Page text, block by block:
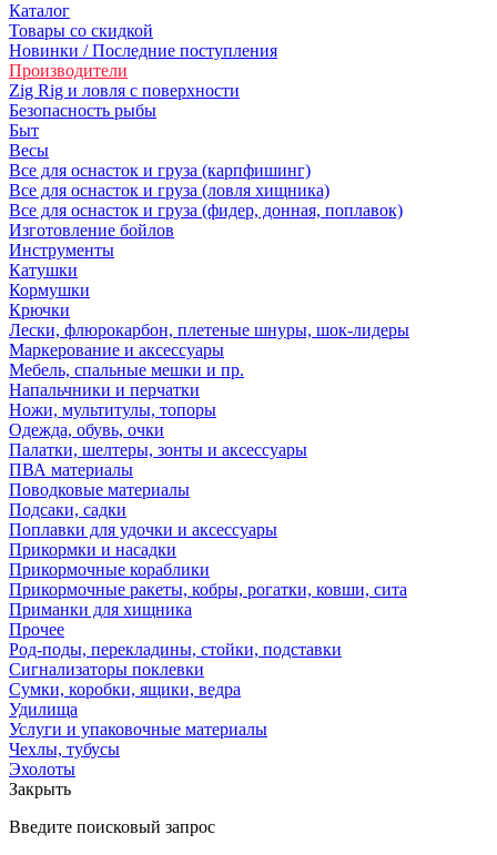
Каталог
Товары со скидкой
Новинки / Последние поступления
Производители
Zig Rig и ловля с поверхности
Безопасность рыбы
Быт
Весы
Все для оснасток и груза (карпфишинг)
Все для оснасток и груза (ловля хищника)
Все для оснасток и груза (фидер, донная, поплавок)
Изготовление бойлов
Инструменты
Катушки
Кормушки
Крючки
Лески, флюрокарбон, плетеные шнуры, шок-лидеры
Маркерование и аксессуары
Мебель, спальные мешки и пр.
Напальчники и перчатки
Ножи, мультитулы, топоры
Одежда, обувь, очки
Палатки, шелтеры, зонты и аксессуары
ПВА материалы
Поводковые материалы
Подсаки, садки
Поплавки для удочки и аксессуары
Прикормки и насадки
Прикормочные кораблики
Прикормочные ракеты, кобры, рогатки, ковши, сита
Приманки для хищника
Прочее
Род-поды, перекладины, стойки, подставки
Сигнализаторы поклевки
Сумки, коробки, ящики, ведра
Удилища
Услуги и упаковочные материалы
Чехлы, тубусы
Эхолоты
Закрыть
Введите поисковый запрос